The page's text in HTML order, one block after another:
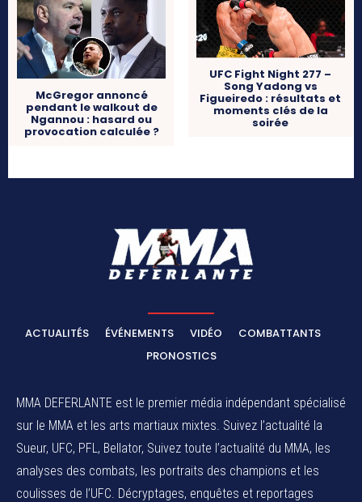
McGregor annoncé
pendant le walkout de
Ngannou : hasard ou
provocation calculée ?
UFC Fight Night 277 –
Song Yadong vs
Figueiredo : résultats et
moments clés de la
soirée
ACTUALITÉS ÉVÉNEMENTS VIDÉO
COMBATTANTS
PRONOSTICS
MMA DEFERLANTE est le premier média indépendant spécialisé
sur le MMA et les arts martiaux mixtes. Suivez l’actualité la
Sueur, UFC, PFL, Bellator, Suivez toute l’actualité du MMA, les
analyses des combats, les portraits des champions et les
coulisses de l’UFC. Décryptages, enquêtes et reportages